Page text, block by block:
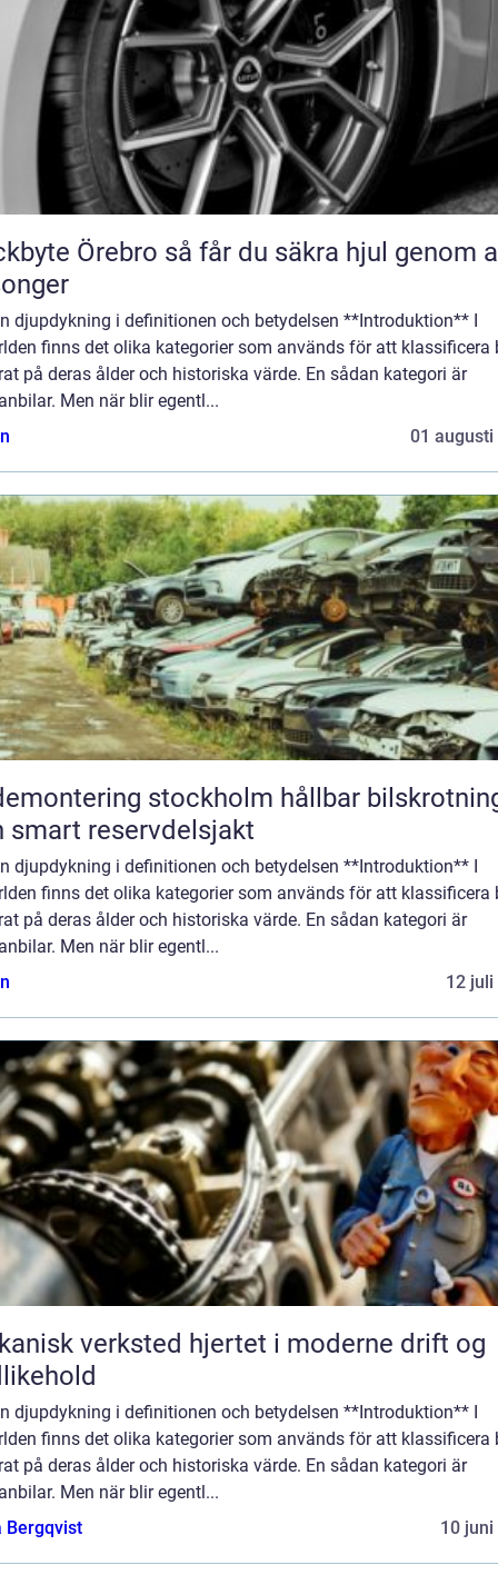
så får du säkra hjul genom alla
djupdykning i definitionen och betydelsen **Introduktion** I
finns det olika kategorier som används för att klassificera
på deras ålder och historiska värde. En sådan kategori är
Men när blir egentl...
01 augusti
stockholm hållbar bilskrotning
smart reservdelsjakt
djupdykning i definitionen och betydelsen **Introduktion** I
finns det olika kategorier som används för att klassificera
på deras ålder och historiska värde. En sådan kategori är
Men när blir egentl...
12 juli
verksted hjertet i moderne drift og
djupdykning i definitionen och betydelsen **Introduktion** I
finns det olika kategorier som används för att klassificera
på deras ålder och historiska värde. En sådan kategori är
Men när blir egentl...
Bergqvist
10 juni